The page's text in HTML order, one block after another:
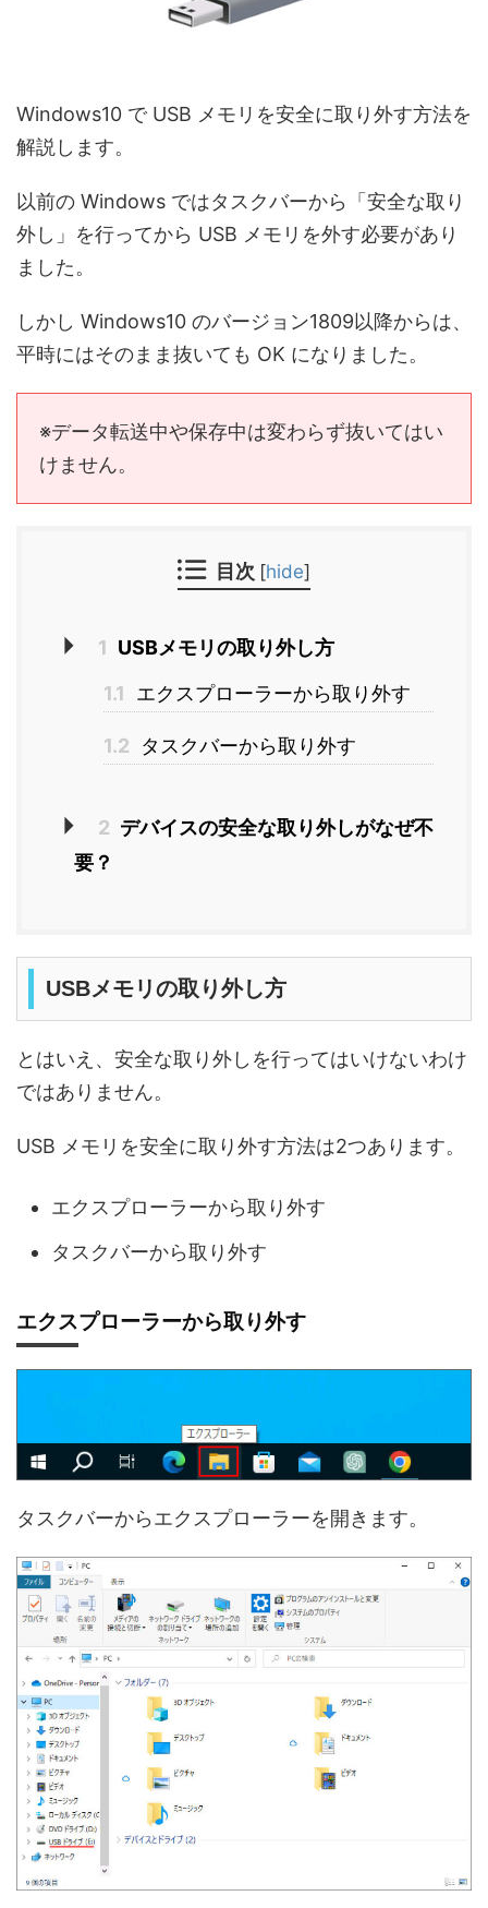
Windows10 で USB メモリを安全に取り外す方法を
解説します。
以前の Windows ではタスクバーから「安全な取り
外し」を行ってから USB メモリを外す必要があり
ました。
しかし Windows10 のバージョン1809以降からは、
平時にはそのまま抜いても OK になりました。
※データ転送中や保存中は変わらず抜いてはい
けません。
目次 [hide]
1 USBメモリの取り外し方
1.1
エクスプローラーから取り外す
1.2 タスクバーから取り外す
2 デバイスの安全な取り外しがなぜ不
要？
USBメモリの取り外し方
とはいえ、安全な取り外しを行ってはいけないわけ
ではありません。
USB メモリを安全に取り外す方法は2つあります。
エクスプローラーから取り外す
タスクバーから取り外す
エクスプローラーから取り外す
タスクバーからエクスプローラーを開きます。